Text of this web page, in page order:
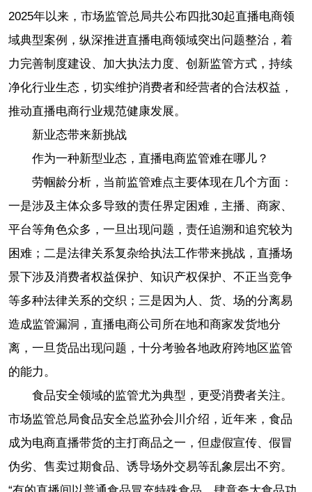
2025年以来，市场监管总局共公布四批30起直播电商领
域典型案例，纵深推进直播电商领域突出问题整治，着
力完善制度建设、加大执法力度、创新监管方式，持续
净化行业生态，切实维护消费者和经营者的合法权益，
推动直播电商行业规范健康发展。
新业态带来新挑战
作为一种新型业态，直播电商监管难在哪儿？
劳帼龄分析，当前监管难点主要体现在几个方面：
一是涉及主体众多导致的责任界定困难，主播、商家、
平台等角色众多，一旦出现问题，责任追溯和追究较为
困难；二是法律关系复杂给执法工作带来挑战，直播场
景下涉及消费者权益保护、知识产权保护、不正当竞争
等多种法律关系的交织；三是因为人、货、场的分离易
造成监管漏洞，直播电商公司所在地和商家发货地分
离，一旦货品出现问题，十分考验各地政府跨地区监管
的能力。
食品安全领域的监管尤为典型，更受消费者关注。
市场监管总局食品安全总监孙会川介绍，近年来，食品
成为电商直播带货的主打商品之一，但虚假宣传、假冒
伪劣、售卖过期食品、诱导场外交易等乱象层出不穷。